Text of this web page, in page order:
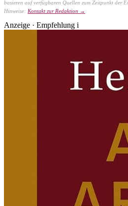
basieren auf verfügbaren Quellen zum Zeitpunkt der
Hinweise: Kontakt zur Redaktion →
Anzeige · Empfehlung i